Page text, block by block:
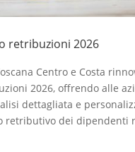
retribuzioni 2026
Centro e Costa
2026, offrendo alle
dettagliata e
retributivo dei dipendenti